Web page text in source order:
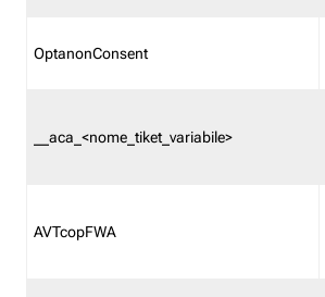
OptanonConsent
__aca_<nome_tiket_variabile>
AVTcopFWA